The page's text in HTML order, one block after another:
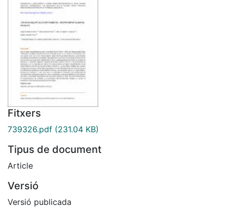
Fitxers
739326.pdf (231.04 KB)
Tipus de document
Article
Versió
Versió publicada